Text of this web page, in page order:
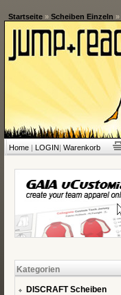
Startseite» Scheiben Einzeln »
Home| LOGIN| Warenkorb
Kategorien
DISCRAFT Scheiben